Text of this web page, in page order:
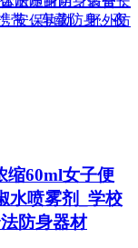
带，车载防身、夜
安保执勤、野外防
缩60ml女子便
水喷雾剂_学校
防身器材